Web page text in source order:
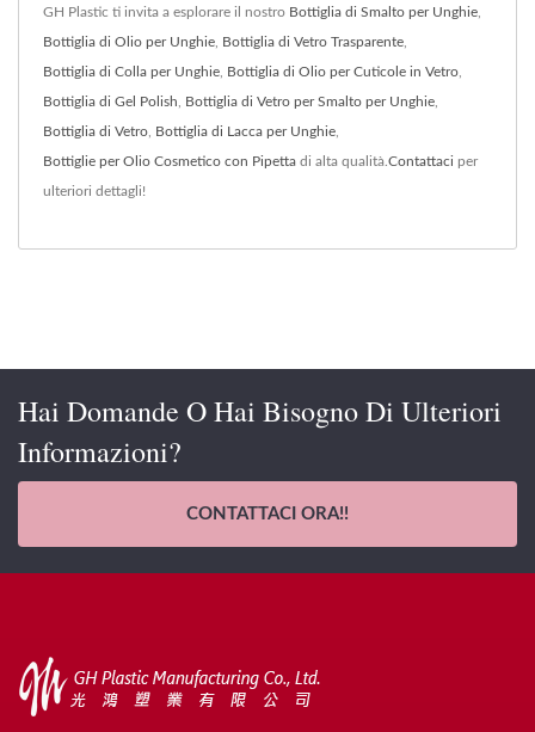
GH Plastic ti invita a esplorare il nostro Bottiglia di Smalto per Unghie
Bottiglia di Olio per Unghie Bottiglia di Vetro Trasparente
Bottiglia di Colla per Unghie Bottiglia di Olio per Cuticole in Vetro
Bottiglia di Gel Polish Bottiglia di Vetro per Smalto per Unghie
Bottiglia di Vetro Bottiglia di Lacca per Unghie
Bottiglie per Olio Cosmetico con Pipetta di alta qualità. Contattaci per
ulteriori dettagli!
Hai Domande O Hai Bisogno Di Ulteriori
Informazioni?
CONTATTACI ORA!!